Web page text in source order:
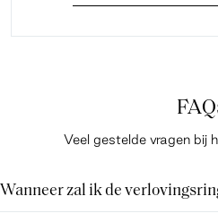
Veel gestelde vragen bij
Wanneer zal ik de